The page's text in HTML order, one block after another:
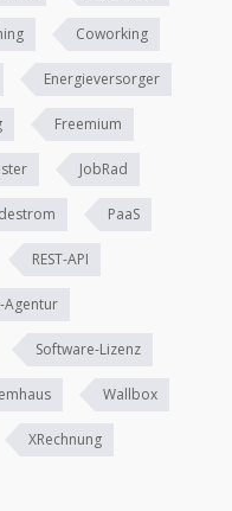
Coworking
Energieversorger
Freemium
JobRad
PaaS
REST-API
Agentur
Software-Lizenz
Wallbox
XRechnung